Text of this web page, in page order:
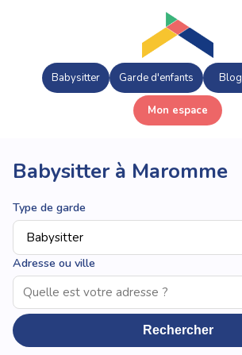
Babysitter Garde d'enfants Blog
Mon espace
Babysitter à Maromme
Type de garde
Adresse ou ville
Rechercher